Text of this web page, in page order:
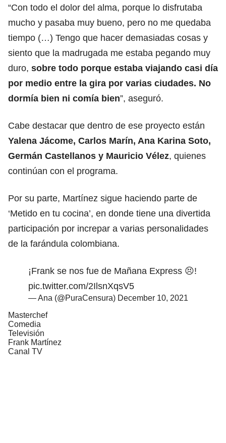
“Con todo el dolor del alma, porque lo disfrutaba
mucho y pasaba muy bueno, pero no me quedaba
tiempo (…) Tengo que hacer demasiadas cosas y
siento que la madrugada me estaba pegando muy
duro, sobre todo porque estaba viajando casi día
por medio entre la gira por varias ciudades. No
dormía bien ni comía bien”, aseguró.
Cabe destacar que dentro de ese proyecto están
Yalena Jácome, Carlos Marín, Ana Karina Soto,
Germán Castellanos y Mauricio Vélez, quienes
continúan con el programa.
Por su parte, Martínez sigue haciendo parte de
‘Metido en tu cocina’, en donde tiene una divertida
participación por increpar a varias personalidades
de la farándula colombiana.
¡Frank se nos fue de Mañana Express 😣!
pic.twitter.com/2IlsnXqsV5
— Ana (@PuraCensura) December 10, 2021
Masterchef
Comedia
Televisión
Frank Martínez
Canal TV